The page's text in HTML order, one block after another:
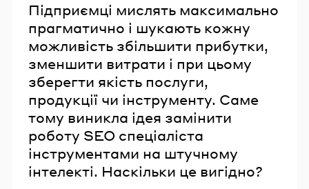
Підприємці мислять максимально
прагматично і шукають кожну
можливість збільшити прибутки,
зменшити витрати і при цьому
зберегти якість послуги,
продукції чи інструменту. Саме
тому виникла ідея замінити
роботу SEO спеціаліста
інструментами на штучному
інтелекті. Наскільки це вигідно?